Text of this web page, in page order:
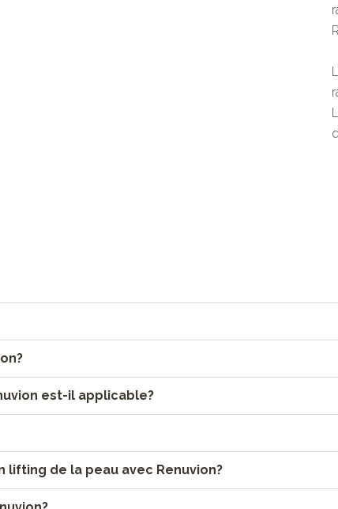
est-il applicable?
de la peau avec Renuvion?